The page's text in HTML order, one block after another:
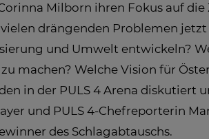
Milborn ihren Fokus auf
drängenden Problemen
und Umwelt entwickeln?
machen? Welche Vision für
in der PULS 4 Arena diskutiert
und PULS 4-Chefreporterin
des Schlagabtauschs.